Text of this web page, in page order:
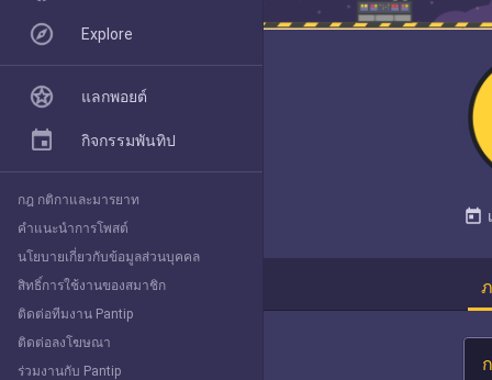
today
Pantip Pick
Explore
Explore
แลกพอยต์
กิจกรรมพันทิป
กฎ กติกาและมารยาท
คำแนะนำการโพสต์
นโยบายเกี่ยวกับข้อมูลส่วนบุคคล
สิทธิ์การใช้งานของสมาชิก
ติดต่อทีมงาน Pantip
ติดต่อลงโฆษณา
ร่วมงานกับ Pantip